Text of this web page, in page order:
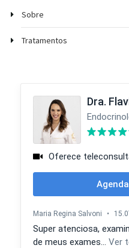
Sobre
Tratamentos